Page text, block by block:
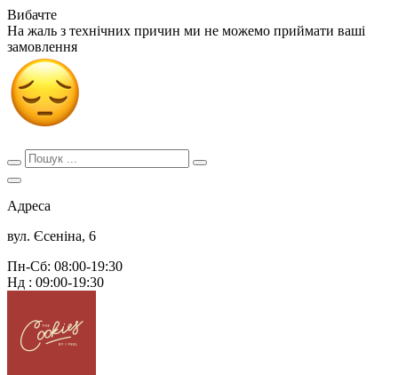
Вибачте
На жаль з технічних причин ми не можемо приймати ваші
замовлення
Адреса
вул. Єсеніна, 6
Пн-Сб: 08:00-19:30
Нд : 09:00-19:30